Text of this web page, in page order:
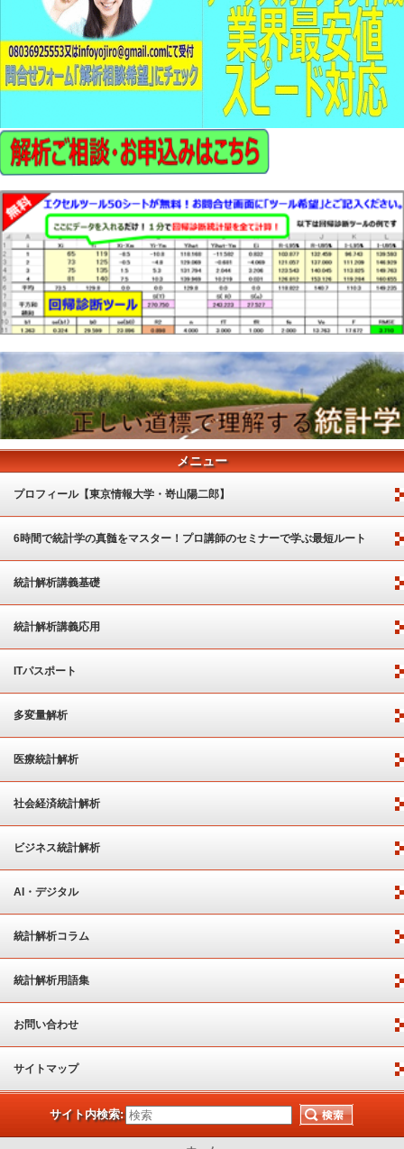
メニュー
プロフィール【東京情報大学・嵜山陽二郎】
6時間で統計学の真髄をマスター！プロ講師のセミナーで学ぶ最短ルート
統計解析講義基礎
統計解析講義応用
ITパスポート
多変量解析
医療統計解析
社会経済統計解析
ビジネス統計解析
AI・デジタル
統計解析コラム
統計解析用語集
お問い合わせ
サイトマップ
サイト内検索: